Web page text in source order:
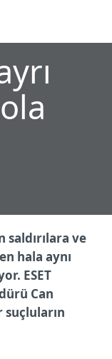
saldırılara ve
hala aynı
ESET
Can